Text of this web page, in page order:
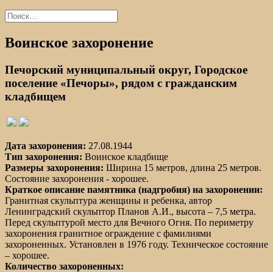
Найти:
Воинское захоронение
Печорский муниципальный округ, Городское
поселение «Печоры», рядом с гражданским
кладбищем
Дата захоронения: 27.08.1944
Тип захоронения: Воинское кладбище
Размеры захоронения: Ширина 15 метров, длина 25 метров.
Состояние захоронения - хорошее.
Краткое описание памятника (надгробия) на захоронении:
Гранитная скульптура женщины и ребенка, автор
Ленинградский скульптор Планов А.И., высота – 7,5 метра.
Перед скульптурой место для Вечного Огня. По периметру
захоронения гранитное ограждение с фамилиями
захороненных. Установлен в 1976 году. Техническое состояние
– хорошее.
Количество захороненных: